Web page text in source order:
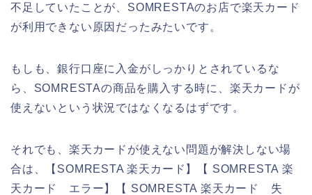
不足していたことが、SOMRESTAのお店で楽天カード
が利用できない原因だったみたいです。
もしも、銀行口座に入金がしっかりとされているな
ら、SOMRESTAの商品を購入する時に、楽天カードが
使えないという状況ではなくなるはずです。
それでも、楽天カードが使えない問題が解決しない場
合は、【SOMRESTA 楽天カード】【 SOMRESTA 楽
天カード エラー】【 SOMRESTA 楽天カード 失